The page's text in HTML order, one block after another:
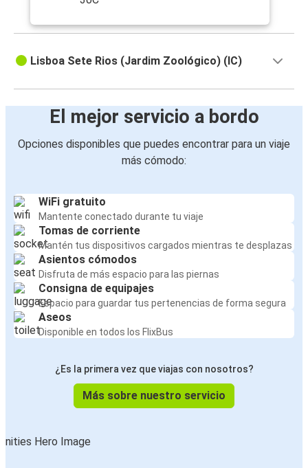
Lisboa Sete Rios (Jardim Zoológico) (IC)
El mejor servicio a bordo
Opciones disponibles que puedes encontrar para un viaje
más cómodo:
WiFi gratuito
Mantente conectado durante tu viaje
Tomas de corriente
Mantén tus dispositivos cargados mientras te desplazas
Asientos cómodos
Disfruta de más espacio para las piernas
Consigna de equipajes
Espacio para guardar tus pertenencias de forma segura
Aseos
Disponible en todos los FlixBus
¿Es la primera vez que viajas con nosotros?
Más sobre nuestro servicio